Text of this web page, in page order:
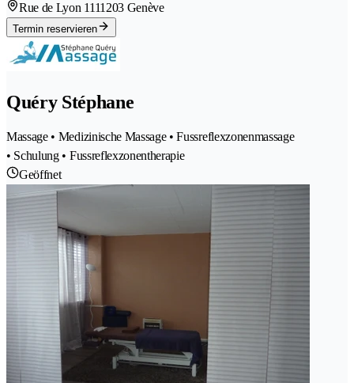
Rue de Lyon 1111203 Genève
Termin reservieren
Quéry Stéphane
Massage • Medizinische Massage • Fussreflexzonenmassage
• Schulung • Fussreflexzonentherapie
Geöffnet